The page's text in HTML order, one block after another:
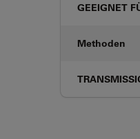
GEEIGNET
Methoden